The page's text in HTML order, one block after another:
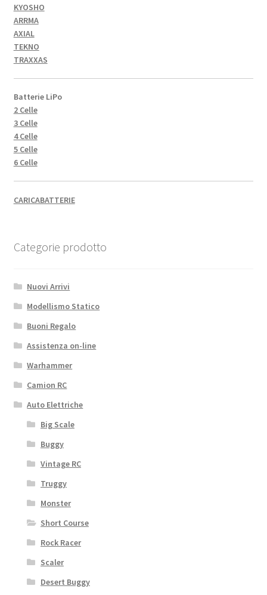
KYOSHO
ARRMA
AXIAL
TEKNO
TRAXXAS
Batterie LiPo
2 Celle
3 Celle
4 Celle
5 Celle
6 Celle
CARICABATTERIE
Categorie prodotto
Nuovi Arrivi
Modellismo Statico
Buoni Regalo
Assistenza on-line
Warhammer
Camion RC
Auto Elettriche
Big Scale
Buggy
Vintage RC
Truggy
Monster
Short Course
Rock Racer
Scaler
Desert Buggy